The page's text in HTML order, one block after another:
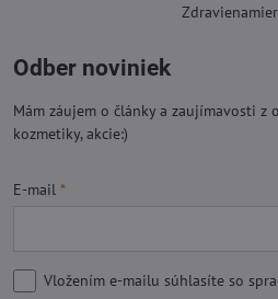
Odber noviniek
Mám záujem o články a zaujímavosti z
kozmetiky, akcie:)
E-mail *
Vložením e-mailu súhlasíte so